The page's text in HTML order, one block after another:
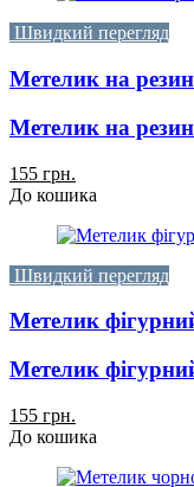
Швидкий перегляд
Метелик на
Метелик на
155 грн.
До кошика
Швидкий перегляд
Метелик
Метелик
155 грн.
До кошика